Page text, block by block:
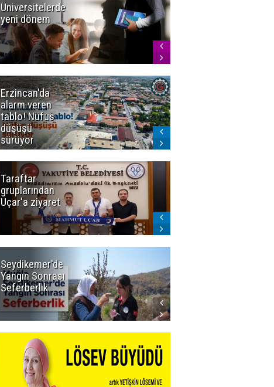
Üniversitelerde
yeni dönem
Erzincan'da
alarm veren
tablo! Nüfus
düşüşü
sürüyor
Taraftar
gruplarından
Uçar'a ziyaret
Seydikemer'de
Yangın Sonrası
Seferberlik